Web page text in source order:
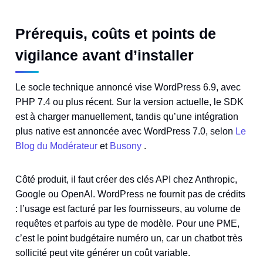
Prérequis, coûts et points de
vigilance avant d’installer
Le socle technique annoncé vise WordPress 6.9, avec
PHP 7.4 ou plus récent. Sur la version actuelle, le SDK
est à charger manuellement, tandis qu’une intégration
plus native est annoncée avec WordPress 7.0, selon Le
Blog du Modérateur et Busony .
Côté produit, il faut créer des clés API chez Anthropic,
Google ou OpenAI. WordPress ne fournit pas de crédits
: l’usage est facturé par les fournisseurs, au volume de
requêtes et parfois au type de modèle. Pour une PME,
c’est le point budgétaire numéro un, car un chatbot très
sollicité peut vite générer un coût variable.